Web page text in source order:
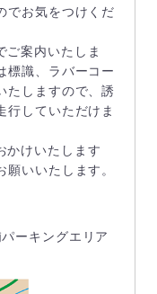
でお気をつけくだ
ご案内いたしま
標識、ラバーコー
たしますので、誘
行していただけま
かけいたします
いいたします。
ーキングエリア